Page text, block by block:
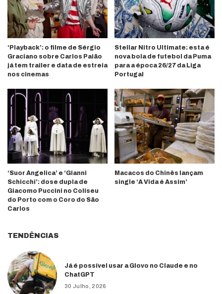
‘Playback’: o filme de Sérgio
Graciano sobre Carlos Paião
já tem trailer e data de estreia
nos cinemas
Stellar Nitro Ultimate: esta é
nova bola de futebol da Puma
para a época 26/27 da Liga
Portugal
‘Suor Angelica’ e ‘Gianni
Schicchi’: dose dupla de
Giacomo Puccini no Coliseu
do Porto com o Coro do São
Carlos
Macacos do Chinês lançam
single ‘A Vida é Assim’
TENDÊNCIAS
Já é possível usar a Glovo no Claude e no
ChatGPT
30 Julho, 2026